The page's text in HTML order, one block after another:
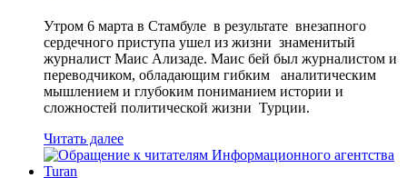
Утром 6 марта в Стамбуле в результате внезапного
сердечного приступа ушел из жизни знаменитый
журналист Маис Ализаде. Маис бей был журналистом и
переводчиком, обладающим гибким аналитическим
мышлением и глубоким пониманием истории и
сложностей политической жизни Турции.
Читать далее